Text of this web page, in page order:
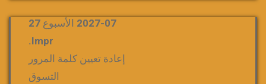
2027-07 الأسبوع 27
Impr.
إعادة تعيين كلمة المرور
التسوق